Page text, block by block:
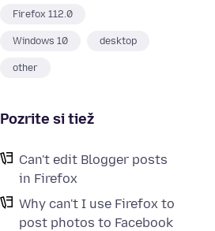
Firefox 112.0
Windows 10 desktop
other
Pozrite si tiež
Can't edit Blogger posts
in Firefox
Why can't I use Firefox to
post photos to Facebook